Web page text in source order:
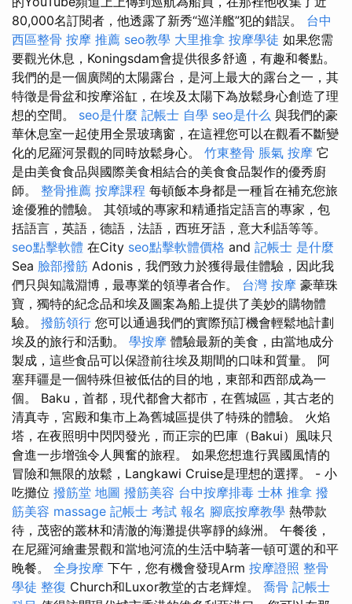
80,000名訂閱者，他透露了新秀“巡洋艦”犯的錯誤。 台中
西區整骨 按摩 推薦 seo教學 大里推拿 按摩學徒 如果您需
要觀光休息，Koningsdam會提供很多舒適，有趣和餐點。
我們的是一個廣闊的太陽露台，是河上最大的露台之一，其
特徵是骨盆和按摩浴缸，在埃及太陽下為放鬆身心創造了理
想的空間。 seo是什麼 記帳士 自學 seo是什么 與我們的豪
華休息室一起使用全景玻璃窗，在這裡您可以在觀看不斷變
化的尼羅河景觀的同時放鬆身心。 竹東整骨 脹氣 按摩 它
是由美食食品與國際美食相結合的美食食品製作的優秀廚
師。 整骨推薦 按摩課程 每頓飯本身都是一種旨在補充您旅
途優雅的體驗。 其領域的專家和精通指定語言的專家，包
括語言，英語，德語，法語，西班牙語，意大利語等等。
seo點擊軟體 在City seo點擊軟體價格 and 記帳士 是什麼
Sea 臉部撥筋 Adonis，我們致力於獲得最佳體驗，因此我
們只與知識淵博，最專業的領導者合作。 台灣 按摩 豪華珠
寶，獨特的紀念品和埃及圖案為船上提供了美妙的購物體
驗。 撥筋領行 您可以通過我們的實際預訂機會輕鬆地計劃
埃及的旅行和活動。 學按摩 體驗最新的美食，由當地成分
製成，這些食品可以保證前往埃及期間的口味和質量。 阿
塞拜疆是一個特殊但被低估的目的地，東部和西部成為一
個。 Baku，首都，現代都會大都市，在舊城區，其古老的
清真寺，宮殿和集市上為舊城區提供了特殊的體驗。 火焰
塔，在夜照明中閃閃發光，而正宗的巴庫（Bakui）風味只
會進一步增強令人興奮的旅程。 如果您想進行異國風情的
冒險和無限的放鬆，Langkawi Cruise是理想的選擇。 - 小
吃攤位 撥筋堂 地圖 撥筋美容 台中按摩排毒 士林 推拿 撥
筋美容 massage 記帳士 考試 報名 腳底按摩教學 熱帶款
待，茂密的叢林和清澈的海灘提供寧靜的綠洲。 午餐後，
在尼羅河繪畫景觀和當地河流的生活中騎著一頓可選的和平
晚餐。 全身按摩 下午，您有機會發現Arm 按摩證照 整骨
學徒 整復 Church和Luxor教堂的古老輝煌。 喬骨 記帳士